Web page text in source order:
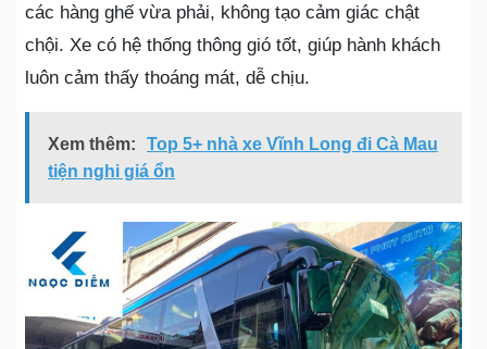
các hàng ghế vừa phải, không tạo cảm giác chật
chội. Xe có hệ thống thông gió tốt, giúp hành khách
luôn cảm thấy thoáng mát, dễ chịu.
Xem thêm:
Top 5+ nhà xe Vĩnh Long đi Cà Mau
tiện nghi giá ổn